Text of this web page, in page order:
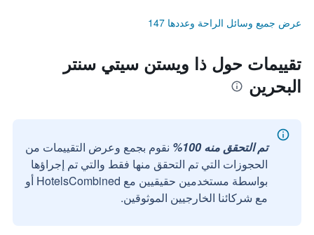
عرض جميع وسائل الراحة وعددها 147
تقييمات حول ذا ويستن سيتي سنتر
البحرين
تم التحقق منه 100%
نقوم بجمع وعرض التقييمات من
الحجوزات التي تم التحقق منها فقط والتي تم إجراؤها
بواسطة مستخدمين حقيقيين مع HotelsCombined أو
مع شركائنا الخارجيين الموثوقين.